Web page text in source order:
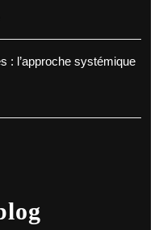
: l’approche systémique